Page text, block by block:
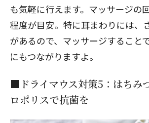
も気軽に行えます。マッサージの
程度が目安。特に耳まわりには、
があるので、マッサージすること
にもつながりますよ。
■ドライマウス対策5：はちみ
ロポリスで抗菌を